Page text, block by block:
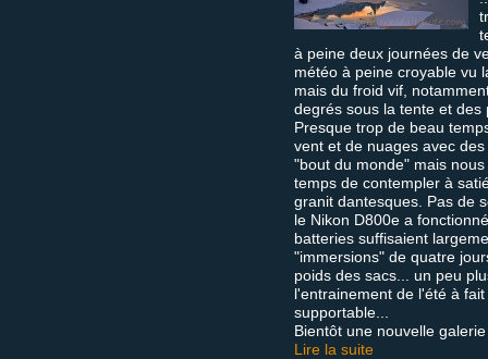
à peine deux journées de
météo à peine croyable vu
mais du froid vif,
degrés sous la tente et des
Presque trop de beau
vent et de nuages avec
"bout du monde" mais
temps de contempler à
granit dantesques. Pas de
le Nikon D800e a
batteries suffisaient
"immersions" de quatre
poids des sacs... un peu
l'entrainement de l'été à
supportable...
Bientôt une nouvelle
Lire la suite